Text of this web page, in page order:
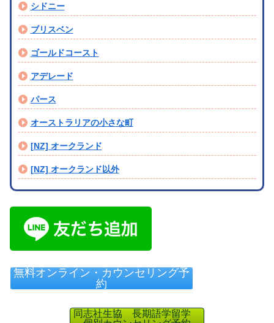
シドニー
ブリスベン
ゴールドコースト
アデレード
パース
オーストラリアの小さな町
[NZ] オークランド
[NZ] オークランド以外
無料オンライン・カウンセリング予
約
同志社生協 長期語学留学